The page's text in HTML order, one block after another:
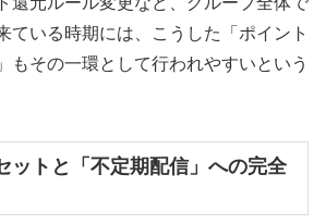
ている時期には、こうした「ポイント
もその一環として行われやすいという
ットと「不定期配信」への完全